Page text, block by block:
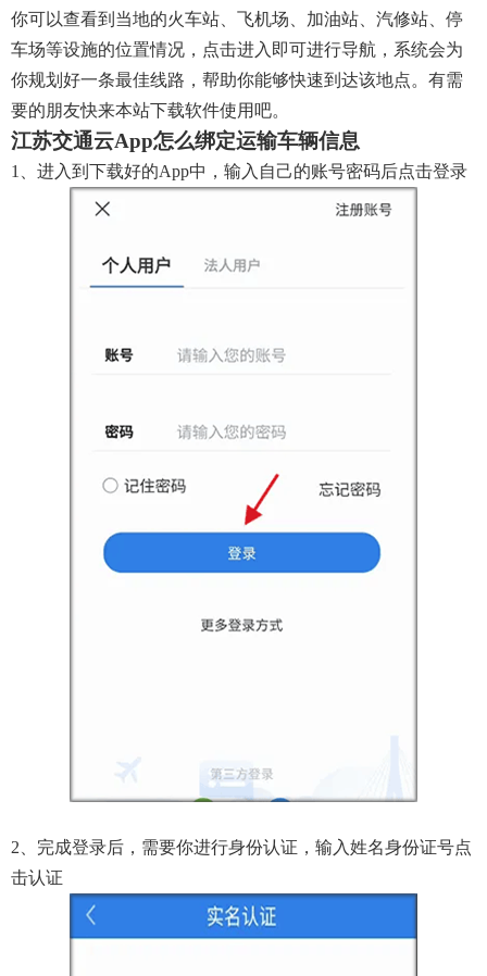
你可以查看到当地的火车站、飞机场、加油站、汽修站、停
车场等设施的位置情况，点击进入即可进行导航，系统会为
你规划好一条最佳线路，帮助你能够快速到达该地点。有需
要的朋友快来本站下载软件使用吧。
江苏交通云app怎么绑定运输车辆信息
1、进入到下载好的app中，输入自己的账号密码后点击登录
2、完成登录后，需要你进行身份认证，输入姓名身份证号点
击认证